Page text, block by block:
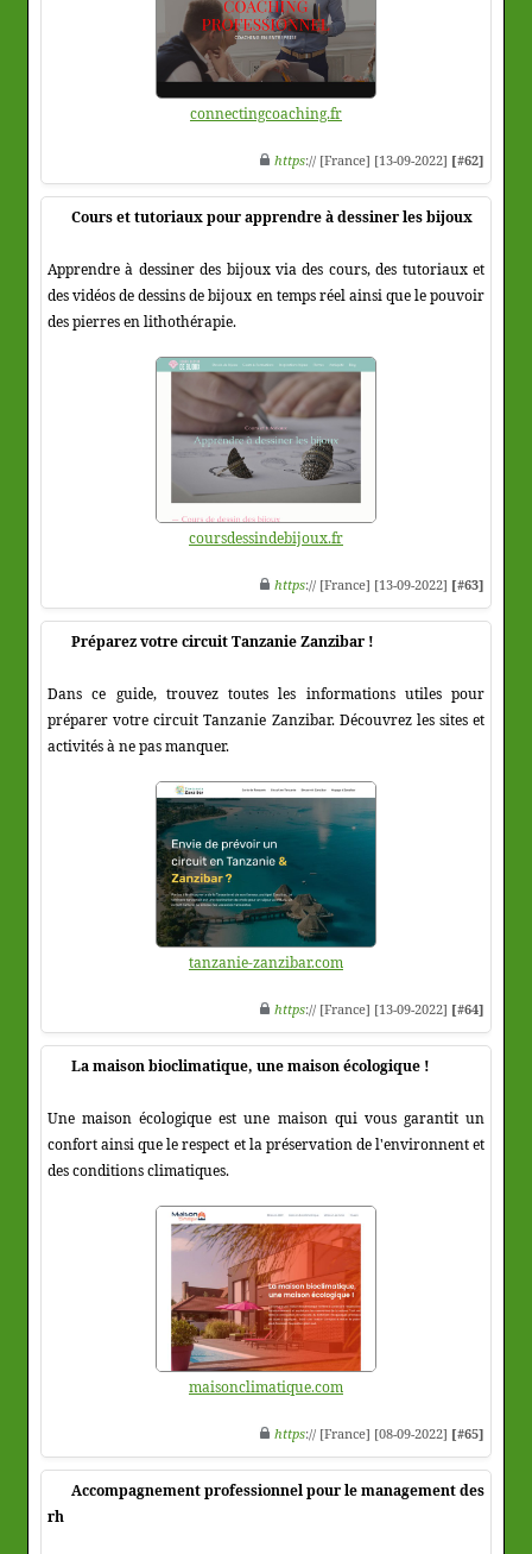
connectingcoaching.fr
https:// [France] [13-09-2022] [#62]
Cours et tutoriaux pour apprendre à dessiner les bijoux
Apprendre à dessiner des bijoux via des cours, des tutoriaux et
des vidéos de dessins de bijoux en temps réel ainsi que le pouvoir
des pierres en lithothérapie.
coursdessindebijoux.fr
https:// [France] [13-09-2022] [#63]
Préparez votre circuit Tanzanie Zanzibar !
Dans ce guide, trouvez toutes les informations utiles pour
préparer votre circuit Tanzanie Zanzibar. Découvrez les sites et
activités à ne pas manquer.
tanzanie-zanzibar.com
https:// [France] [13-09-2022] [#64]
La maison bioclimatique, une maison écologique !
Une maison écologique est une maison qui vous garantit un
confort ainsi que le respect et la préservation de l'environnent et
des conditions climatiques.
maisonclimatique.com
https:// [France] [08-09-2022] [#65]
Accompagnement professionnel pour le management des
rh